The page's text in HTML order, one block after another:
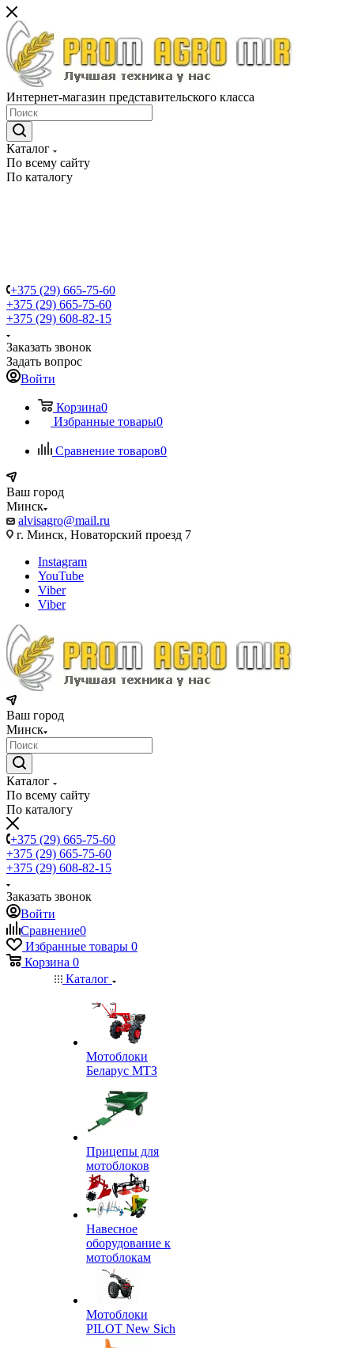
Интернет-магазин представительского класса
Каталог
По всему сайту
По каталогу
+375 (29) 665-75-60
+375 (29) 665-75-60
+375 (29) 608-82-15
Заказать звонок
Задать вопрос
Войти
Корзина0
Избранные товары0
Сравнение товаров0
Ваш город
Минск
alvisagro@mail.ru
г. Минск, Новаторский проезд 7
Instagram
YouTube
Viber
Viber
Ваш город
Минск
Каталог
По всему сайту
По каталогу
+375 (29) 665-75-60
+375 (29) 665-75-60
+375 (29) 608-82-15
Заказать звонок
Войти
Сравнение0
Избранные товары 0
Корзина 0
Каталог
Мотоблоки
Беларус МТЗ
Прицепы для
мотоблоков
Навесное
оборудование к
мотоблокам
Мотоблоки
PILOT New Sich